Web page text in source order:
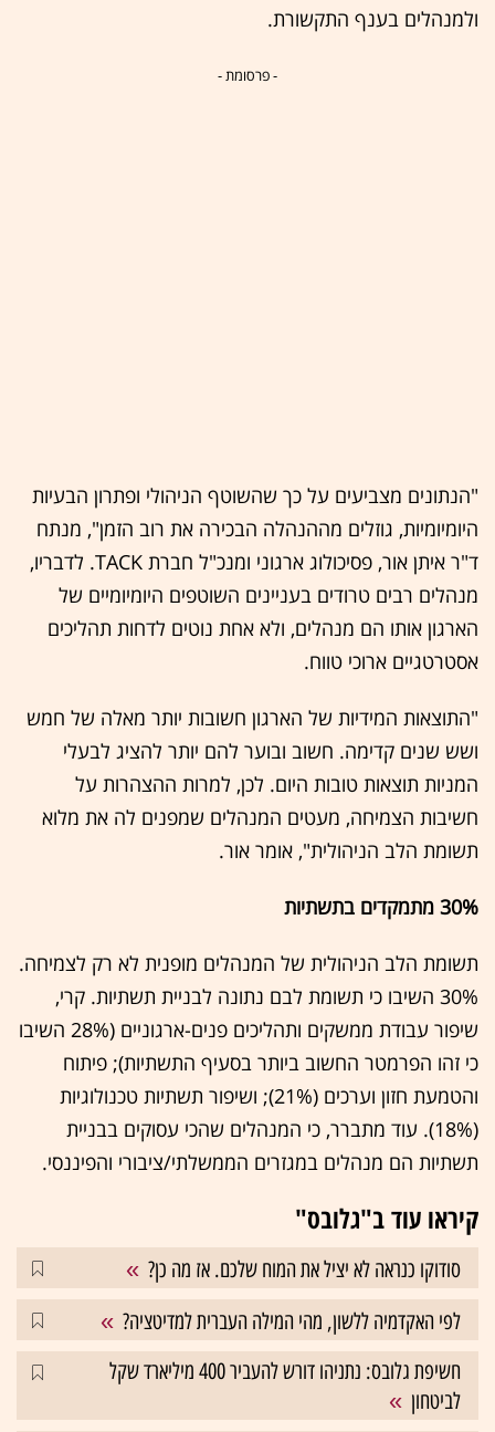
ולמנהלים בענף התקשורת.
- פרסומת -
"הנתונים מצביעים על כך שהשוטף הניהולי ופתרון הבעיות
היומיומיות, גוזלים מההנהלה הבכירה את רוב הזמן", מנתח
ד"ר איתן אור, פסיכולוג ארגוני ומנכ"ל חברת TACK. לדבריו,
מנהלים רבים טרודים בעניינים השוטפים היומיומיים של
הארגון אותו הם מנהלים, ולא אחת נוטים לדחות תהליכים
אסטרטגיים ארוכי טווח.
"התוצאות המידיות של הארגון חשובות יותר מאלה של חמש
ושש שנים קדימה. חשוב ובוער להם יותר להציג לבעלי
המניות תוצאות טובות היום. לכן, למרות ההצהרות על
חשיבות הצמיחה, מעטים המנהלים שמפנים לה את מלוא
תשומת הלב הניהולית", אומר אור.
30% מתמקדים בתשתיות
תשומת הלב הניהולית של המנהלים מופנית לא רק לצמיחה.
30% השיבו כי תשומת לבם נתונה לבניית תשתיות. קרי,
שיפור עבודת ממשקים ותהליכים פנים-ארגוניים (28% השיבו
כי זהו הפרמטר החשוב ביותר בסעיף התשתיות); פיתוח
והטמעת חזון וערכים (21%); ושיפור תשתיות טכנולוגיות
(18%). עוד מתברר, כי המנהלים שהכי עסוקים בבניית
תשתיות הם מנהלים במגזרים הממשלתי/ציבורי והפיננסי.
קיראו עוד ב"גלובס"
סודוקו כנראה לא יציל את המוח שלכם. אז מה כן?
לפי האקדמיה ללשון, מהי המילה העברית למדיטציה?
חשיפת גלובס: נתניהו דורש להעביר 400 מיליארד שקל
לביטחון